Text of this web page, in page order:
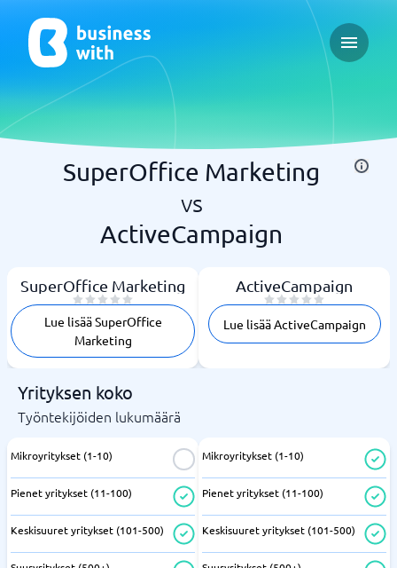
Open
SuperOffice Marketing
vs
ActiveCampaign
SuperOffice Marketing
Lue lisää SuperOffice
Marketing
ActiveCampaign
Lue lisää ActiveCampaign
Yrityksen koko
Työntekijöiden lukumäärä
Mikroyritykset (1-10)
Pienet yritykset (11-100)
Keskisuuret yritykset (101-500)
Mikroyritykset (1-10)
Pienet yritykset (11-100)
Keskisuuret yritykset (101-500)